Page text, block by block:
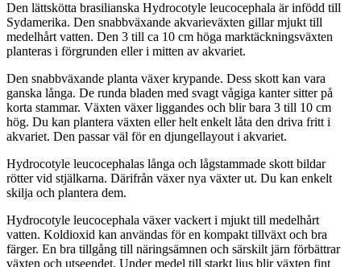
Den lättskötta brasilianska Hydrocotyle leucocephala är infödd till
Sydamerika. Den snabbväxande akvarieväxten gillar mjukt till
medelhårt vatten. Den 3 till ca 10 cm höga marktäckningsväxten
planteras i förgrunden eller i mitten av akvariet.
Den snabbväxande planta växer krypande. Dess skott kan vara
ganska långa. De runda bladen med svagt vågiga kanter sitter på
korta stammar. Växten växer liggandes och blir bara 3 till 10 cm
hög. Du kan plantera växten eller helt enkelt låta den driva fritt i
akvariet. Den passar väl för en djungellayout i akvariet.
Hydrocotyle leucocephalas långa och lågstammade skott bildar
rötter vid stjälkarna. Därifrån växer nya växter ut. Du kan enkelt
skilja och plantera dem.
Hydrocotyle leucocephala växer vackert i mjukt till medelhårt
vatten. Koldioxid kan användas för en kompakt tillväxt och bra
färger. En bra tillgång till näringsämnen och särskilt järn förbättrar
växten och utseendet. Under medel till starkt ljus blir växten fint